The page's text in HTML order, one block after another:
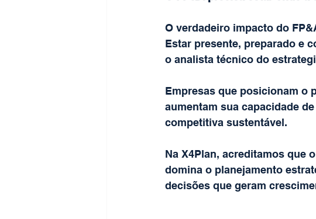
O verdadeiro impacto do
Estar presente, preparado e
o analista técnico do
Empresas que posicionam o
aumentam sua capacidade
competitiva sustentável.
Na X4Plan, acreditamos que
domina o planejamento
decisões que geram